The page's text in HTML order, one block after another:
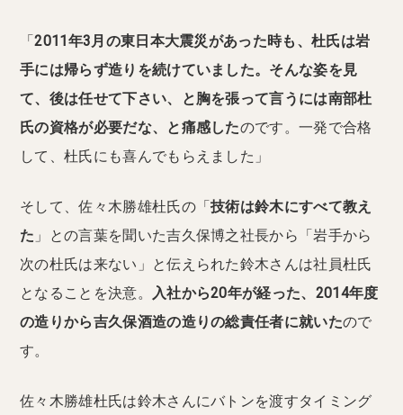
「2011年3月の東日本大震災があった時も、杜氏は岩
手には帰らず造りを続けていました。そんな姿を見
て、後は任せて下さい、と胸を張って言うには南部杜
氏の資格が必要だな、と痛感したのです。一発で合格
して、杜氏にも喜んでもらえました」
そして、佐々木勝雄杜氏の「技術は鈴木にすべて教え
た 」との言葉を聞いた吉久保博之社長から「岩手から
次の杜氏は来ない」と伝えられた鈴木さんは社員杜氏
となることを決意。
入社から20年が経った、2014年度
の造りから吉久保酒造の造りの総責任者に就いたので
す。
佐々木勝雄杜氏は鈴木さんにバトンを渡すタイミング